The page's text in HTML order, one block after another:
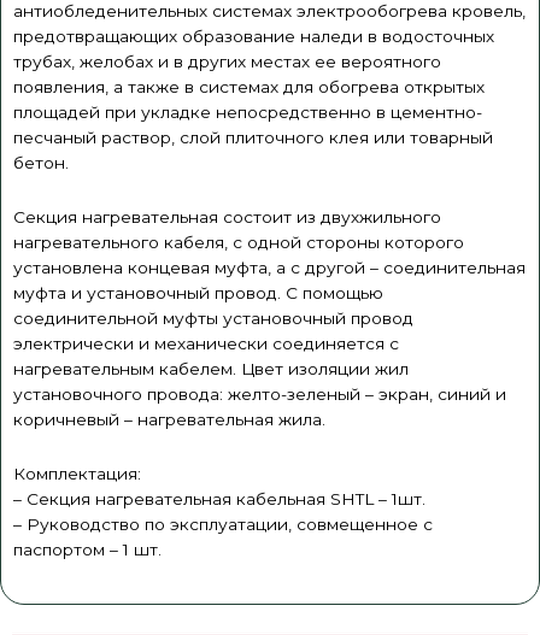
антиобледенительных системах электрообогрева кровель,
предотвращающих образование наледи в водосточных
трубах, желобах и в других местах ее вероятного
появления, а также в системах для обогрева открытых
площадей при укладке непосредственно в цементно-
песчаный раствор, слой плиточного клея или товарный
бетон.
Секция нагревательная состоит из двухжильного
нагревательного кабеля, с одной стороны которого
установлена концевая муфта, а с другой – соединительная
муфта и установочный провод. С помощью
соединительной муфты установочный провод
электрически и механически соединяется с
нагревательным кабелем. Цвет изоляции жил
установочного провода: желто-зеленый – экран, синий и
коричневый – нагревательная жила.
Комплектация:
– Секция нагревательная кабельная SHTL – 1шт.
– Руководство по эксплуатации, совмещенное с
паспортом – 1 шт.